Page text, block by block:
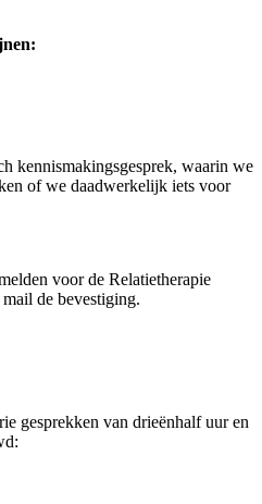
kennismakingsgesprek, waarin we
of we daadwerkelijk iets voor
voor de Relatietherapie
de bevestiging.
gesprekken van drieënhalf uur en